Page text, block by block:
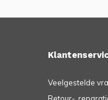
Veelgestelde